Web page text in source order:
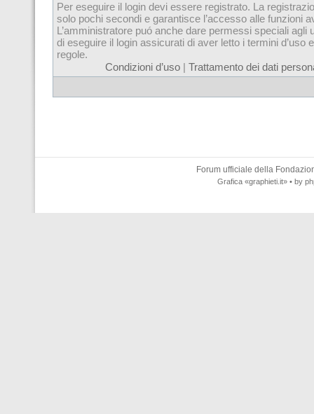
Per eseguire il login devi essere registrato. La
solo pochi secondi e garantisce l’accesso alle funzioni
L’amministratore puó anche dare permessi speciali agli
di eseguire il login assicurati di aver letto i termini d’uso
regole.
Condizioni d’uso | Trattamento dei dati
Forum ufficiale della
Grafica «graphieti.it» • by